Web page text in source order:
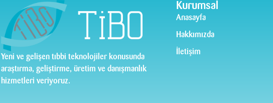
Yeni ve gelişen tıbbi teknolojiler konusunda
araştırma, geliştirme, üretim ve danışmanlık
hizmetleri veriyoruz.
Kurumsal
Anasayfa
Hakkımızda
İletişim